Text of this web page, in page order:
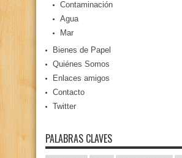
Contaminación
Agua
Mar
Bienes de Papel
Quiénes Somos
Enlaces amigos
Contacto
Twitter
PALABRAS CLAVES